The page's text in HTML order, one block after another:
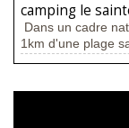
camping le
Dans un cadre
1km d'une plage